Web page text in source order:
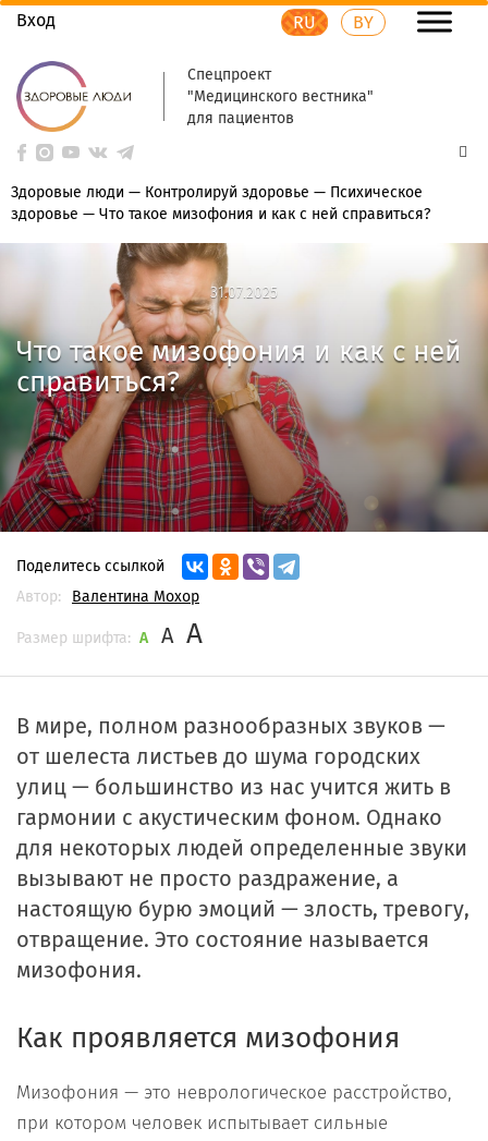
Вход RU BY
Спецпроект
"Медицинского вестника"
для пациентов
Здоровые люди — Контролируй здоровье — Психическое
здоровье — Что такое мизофония и как с ней справиться?
31.07.2025
31.07.2025
Что такое мизофония и как с ней
справиться?
Поделитесь ссылкой
Автор:
Валентина Мохор
Размер шрифта: A A A
В мире, полном разнообразных звуков —
от шелеста листьев до шума городских
улиц — большинство из нас учится жить в
гармонии с акустическим фоном. Однако
для некоторых людей определенные звуки
вызывают не просто раздражение, а
настоящую бурю эмоций — злость, тревогу,
отвращение. Это состояние называется
мизофония.
Как проявляется мизофония
Мизофония — это неврологическое расстройство,
при котором человек испытывает сильные